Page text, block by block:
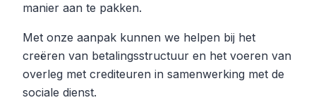
manier aan te pakken.
Met onze aanpak kunnen we helpen bij het
creëren van betalingsstructuur en het voeren van
overleg met crediteuren in samenwerking met de
sociale dienst.